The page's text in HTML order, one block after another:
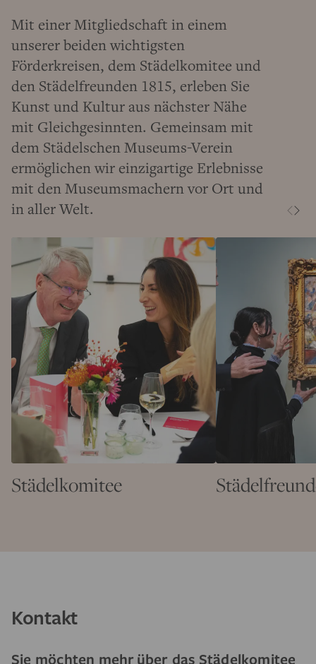
Mit einer Mitgliedschaft in einem
unserer beiden wichtigsten
Förderkreisen, dem Städelkomitee und
den Städelfreunden 1815, erleben Sie
Kunst und Kultur aus nächster Nähe
mit Gleichgesinnten. Gemeinsam mit
dem Städelschen Museums-Verein
ermöglichen wir einzigartige Erlebnisse
mit den Museumsmachern vor Ort und
in aller Welt.
Städelkomitee
Kontakt
Sie möchten mehr über das Städelkomitee